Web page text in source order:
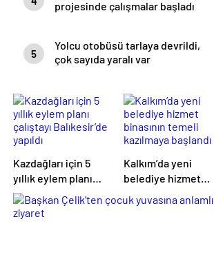
projesinde çalışmalar başladı
5
Yolcu otobüsü tarlaya devrildi,
çok sayıda yaralı var
Kazdağları için 5
yıllık eylem planı
çalıştayı
Balıkesir’de yapıldı
Kalkım’da yeni
belediye hizmet
binasının temeli
kazılmaya başlandı